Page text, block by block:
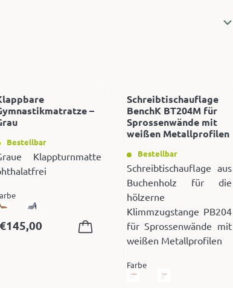
–
Bestellbar
Klappturnmatte
€145,00
Schreibtischauflage
BenchK BT204M für
Sprossenwände mit
weißen Metallprofilen
Bestellbar
Schreibtischauflage aus
Buchenholz für die
hölzerne
Klimmzugstange PB204
für Sprossenwände mit
weißen Metallprofilen
Farbe